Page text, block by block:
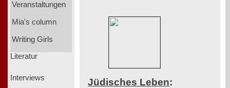
Veranstaltungen
Mia's column
Writing Girls
Literatur
Interviews Jüdisches Leben: